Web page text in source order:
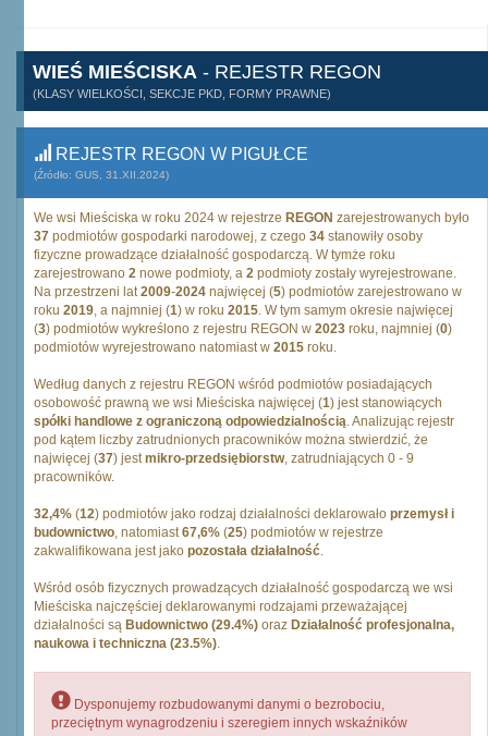
WIEŚ MIEŚCISKA - REJESTR REGON
(KLASY WIELKOŚCI, SEKCJE PKD, FORMY PRAWNE)
REJESTR REGON W PIGUŁCE
(Źródło: GUS, 31.XII.2024)
We wsi Mieściska w roku 2024 w rejestrze REGON zarejestrowanych było
37 podmiotów gospodarki narodowej, z czego 34 stanowiły osoby
fizyczne prowadzące działalność gospodarczą. W tymże roku
zarejestrowano 2 nowe podmioty, a 2 podmioty zostały wyrejestrowane.
Na przestrzeni lat2009-2024 najwięcej (5) podmiotów zarejestrowano w
roku 2019, a najmniej (1) w roku 2015. W tym samym okresie najwięcej
(3) podmiotów wykreślono z rejestru REGON w 2023 roku, najmniej (0)
podmiotów wyrejestrowano natomiast w 2015 roku.
Według danych z rejestru REGON wśród podmiotów posiadających
osobowość prawną we wsi Mieściska najwięcej (1) jest stanowiących
spółki handlowe z ograniczoną odpowiedzialnością. Analizując rejestr
pod kątem liczby zatrudnionych pracowników można stwierdzić, że
najwięcej (37) jestmikro-przedsiębiorstw, zatrudniających 0 - 9
pracowników.
32,4% (12) podmiotów jako rodzaj działalności deklarowało przemysł i
budownictwo, natomiast67,6% (25) podmiotów w rejestrze
zakwalifikowana jest jako pozostała działalność.
Wśród osób fizycznych prowadzących działalność gospodarczą we wsi
Mieściska najczęściej deklarowanymi rodzajami przeważającej
działalności są Budownictwo (29.4%) oraz Działalność profesjonalna,
naukowa i techniczna (23.5%).
Dysponujemy rozbudowanymi danymi o bezrobociu,
przeciętnym wynagrodzeniu i szeregiem innych wskaźników